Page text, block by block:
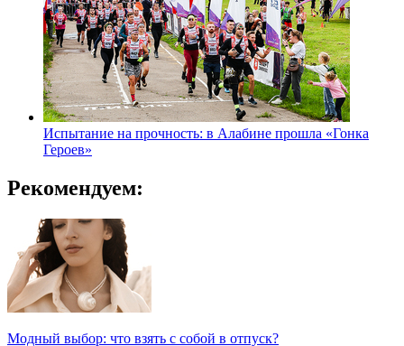
Испытание на прочность: в Алабине прошла «Гонка
Героев»
Рекомендуем:
Модный выбор: что взять с собой в отпуск?